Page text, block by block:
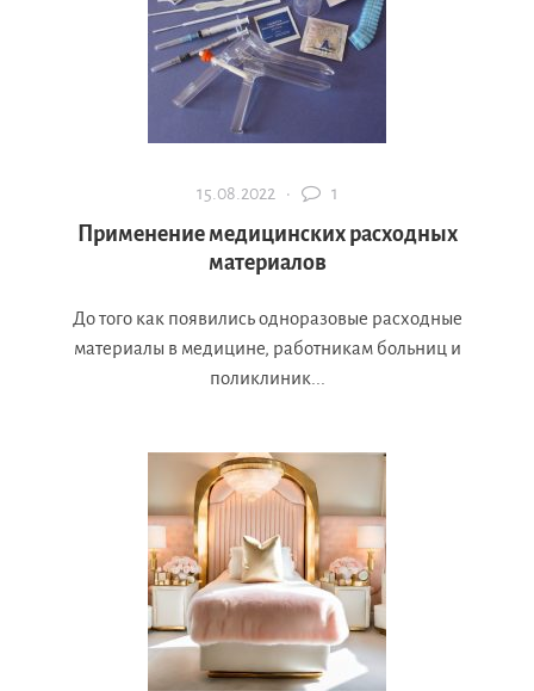
15.08.2022 · 1
Применение медицинских расходных
материалов
До того как появились одноразовые расходные
материалы в медицине, работникам больниц и
поликлиник...